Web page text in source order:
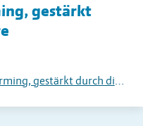
gestärkt
weiterlesen: Kurs 08E01: Bodyforming, gestärkt durch die Wechseljahre